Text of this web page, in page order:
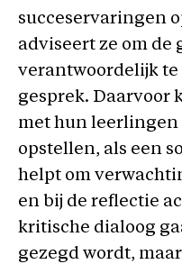
succeservaringen
adviseert ze om de
verantwoordelijk
gesprek. Daarvoor
met hun leerlingen
opstellen, als een
helpt om
en bij de reflectie
kritische dialoog
gezegd wordt,